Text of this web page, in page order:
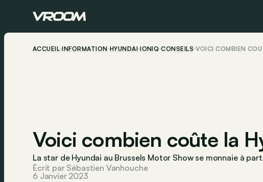
ACCUEIL INFORMATION HYUNDAI IONIQ CONSEILS VOICI COMBIEN
Voici combien coûte la
La star de Hyundai au Brussels Motor Showse monnaie à
Écrit par Sébastien Vanhouche
6 Janvier 2023